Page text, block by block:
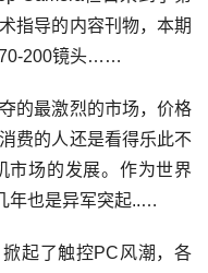
指导的内容刊物，本期
70-200镜头……
最激烈的市场，价格
费的人还是看得乐此不
市场的发展。作为世界
年也是异军突起..…
起了触控PC风潮，各